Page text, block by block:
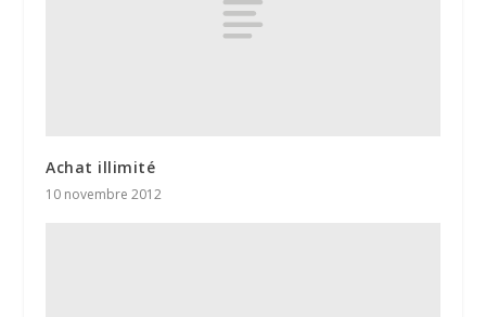
Achat illimité
10 novembre 2012